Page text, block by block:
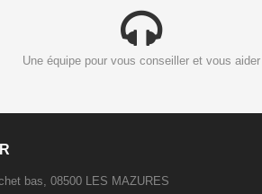
Une équipe pour vous conseiller et vous aider
bas, 08500 LES MAZURES